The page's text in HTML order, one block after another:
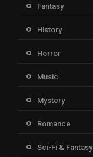
Fantasy
History
Horror
Music
Mystery
Romance
Sci-Fi & Fantasy